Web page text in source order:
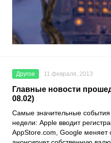
Другое 11 февраля, 2013
Главные новости
08.02)
Самые значительные
недели: Apple вводит
AppStore.com, Google меняет